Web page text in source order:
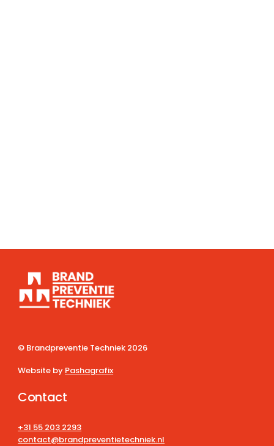
© Brandpreventie Techniek 2026
Website by Pashagrafix
Contact
+31 55 203 2293
contact@brandpreventietechniek.nl